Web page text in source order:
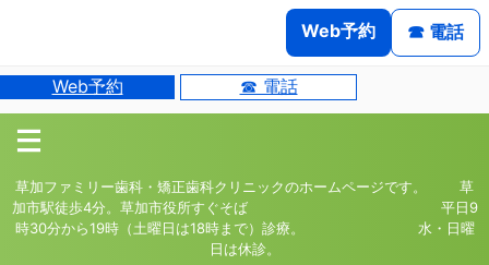
Web予約 ☎ 電話
Web予約 ☎ 電話
草加ファミリー歯科・矯正歯科クリニックのホームページです。 草
加市駅徒歩4分。草加市役所すぐそば 平日9
時30分から19時（土曜日は18時まで）診療。 水・日曜
日は休診。